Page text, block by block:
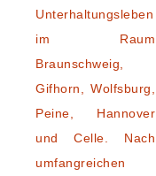
Unterhaltungsleben
im Raum
Braunschweig,
Gifhorn, Wolfsburg,
Peine, Hannover
und Celle. Nach
umfangreichen